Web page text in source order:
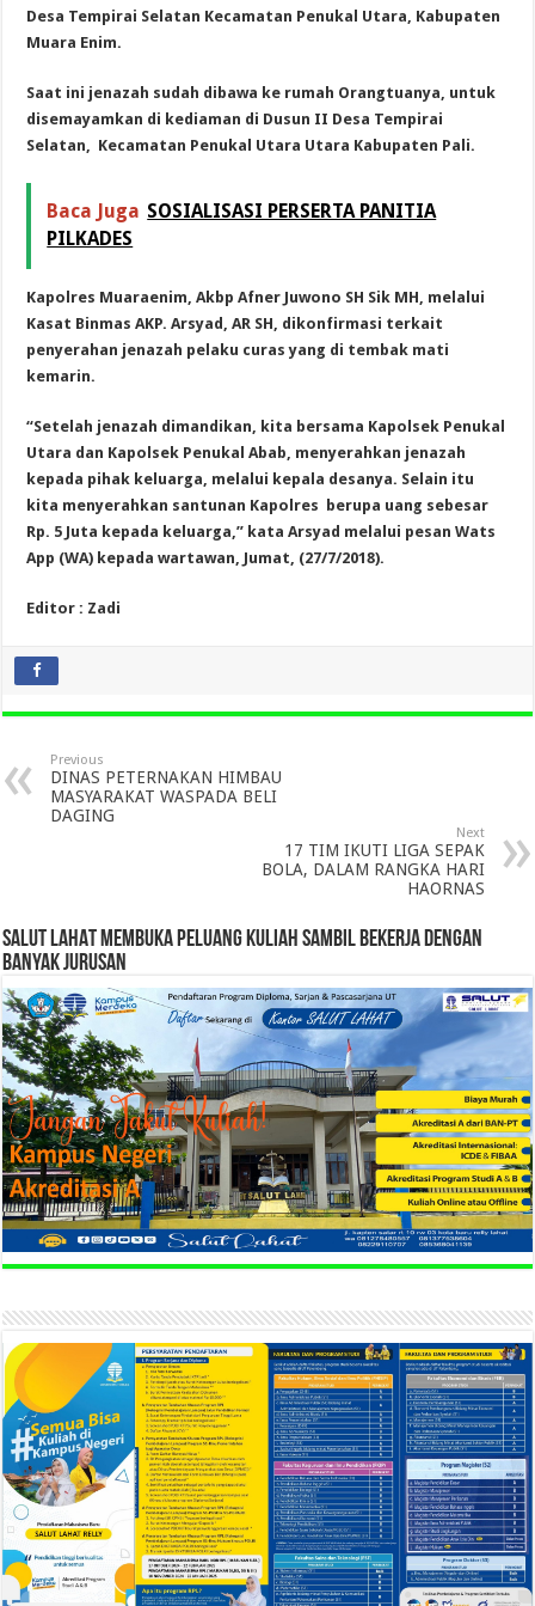
Desa Tempirai Selatan Kecamatan Penukal Utara, Kabupaten
Muara Enim.
Saat ini jenazah sudah dibawa ke rumah Orangtuanya, untuk
disemayamkan di kediaman di Dusun II Desa Tempirai
Selatan, Kecamatan Penukal Utara Utara Kabupaten Pali.
Baca Juga SOSIALISASI PERSERTA PANITIA
PILKADES
Kapolres Muaraenim, Akbp Afner Juwono SH Sik MH, melalui
Kasat Binmas AKP. Arsyad, AR SH, dikonfirmasi terkait
penyerahan jenazah pelaku curas yang di tembak mati
kemarin.
“Setelah jenazah dimandikan, kita bersama Kapolsek Penukal
Utara dan Kapolsek Penukal Abab, menyerahkan jenazah
kepada pihak keluarga, melalui kepala desanya. Selain itu
kita menyerahkan santunan Kapolres berupa uang sebesar
Rp. 5 Juta kepada keluarga,” kata Arsyad melalui pesan Wats
App (WA) kepada wartawan, Jumat, (27/7/2018).
Editor : Zadi
Previous
DINAS PETERNAKAN HIMBAU
MASYARAKAT WASPADA BELI
DAGING
Next
17 TIM IKUTI LIGA SEPAK
BOLA, DALAM RANGKA HARI
HAORNAS
SALUT LAHAT MEMBUKA PELUANG KULIAH SAMBIL BEKERJA DENGAN
BANYAK JURUSAN